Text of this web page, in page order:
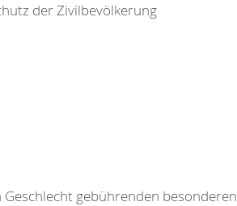
der Zivilbevölkerung
gebührenden besonderen